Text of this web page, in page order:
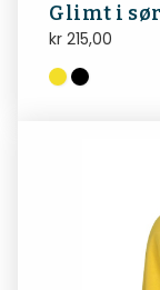
Glimt i
kr 215,00